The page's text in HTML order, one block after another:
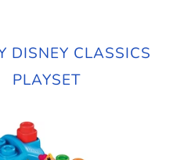
DISNEY CLASSICS
PLAYSET